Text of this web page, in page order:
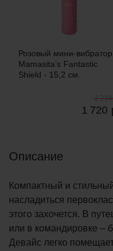
Розовый мини-вибратор
Mamasita’s Fantastic
Shield - 15,2 см.
1 720
2
Описание
Компактный и
насладиться
этого захочется. В
или в командировке –
Девайс легко